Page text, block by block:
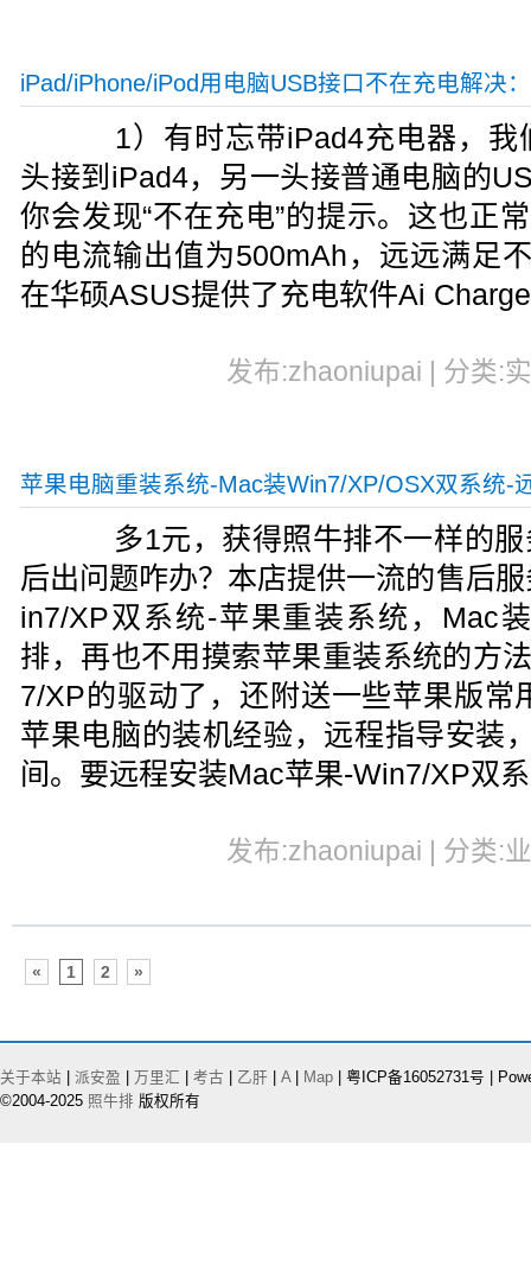
iPad/iPhone/iPod用电脑USB接口不在充电解决
1）有时忘带iPad4充电器，我
头接到iPad4，另一头接普通电脑的
你会发现“不在充电”的提示。这也正
的电流输出值为500mAh，远远满足
在华硕ASUS提供了充电软件Ai
发布:zhaoniupai | 分类:
苹果电脑重装系统-Mac装Win7/XP/OSX双系统-
多1元，获得照牛排不一样的服
后出问题咋办？本店提供一流的售后
in7/XP双系统-苹果重装系统，Mac
排，再也不用摸索苹果重装系统的方
7/XP的驱动了，还附送一些苹果版常
苹果电脑的装机经验，远程指导安装
间。要远程安装Mac苹果-Win7/XP双系
发布:zhaoniupai | 分类:
« 1 2 »
关于本站 派安盈 万里汇 考古 乙肝 A| Map | 粤ICP备16052731号 |
©2004-2025 照牛排 版权所有